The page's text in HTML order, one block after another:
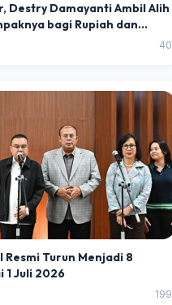
Destry Damayanti Ambil Alih
bagi Rupiah dan
40
Turun Menjadi 8
1 Juli 2026
199